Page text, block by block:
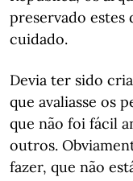
preservado
cuidado.
Devia ter sido
que avaliasse os
que não foi fácil
outros.
fazer, que não